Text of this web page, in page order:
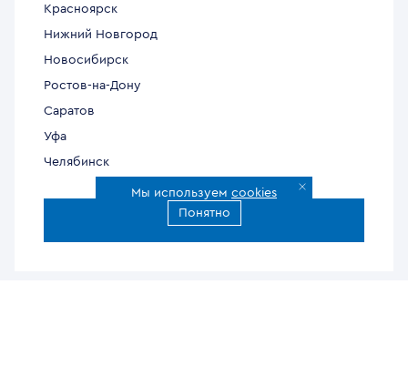
Красноярск
Нижний Новгород
Новосибирск
Ростов-на-Дону
Саратов
Уфа
Челябинск
Все города доставки
Мы используем cookies
Понятно